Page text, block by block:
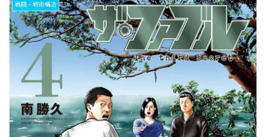
戦闘・戦術構造